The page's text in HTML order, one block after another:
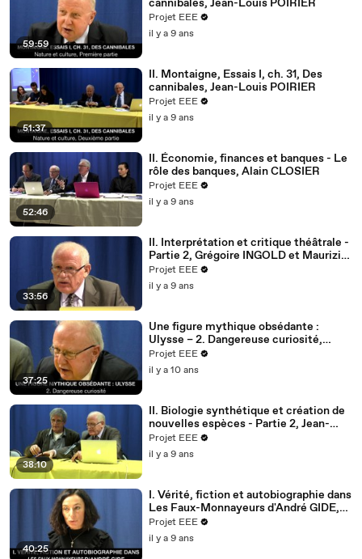
59:59
cannibales, Jean-Louis POIRIER
Projet EEE
il y a 9 ans
51:37
II. Montaigne, Essais I, ch. 31, Des
cannibales, Jean-Louis POIRIER
Projet EEE
il y a 9 ans
52:46
II. Économie, finances et banques - Le
rôle des banques, Alain CLOSIER
Projet EEE
il y a 9 ans
33:56
II. Interprétation et critique théâtrale -
Partie 2, Grégoire INGOLD et Maurizio
MELAI
Projet EEE
il y a 9 ans
37:25
Une figure mythique obsédante :
Ulysse – 2. Dangereuse curiosité,
Jean-Louis POIRIER
Projet EEE
il y a 10 ans
38:10
II. Biologie synthétique et création de
nouvelles espèces - Partie 2, Jean-
Pierre JACQUOT
Projet EEE
il y a 9 ans
40:25
I. Vérité, fiction et autobiographie dans
Les Faux-Monnayeurs d'André GIDE,
Christine JAOUEN et Jean-Pierre
LANGEVIN
Projet EEE
il y a 9 ans